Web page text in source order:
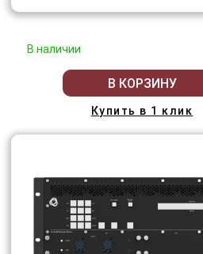
В наличии
В КОРЗИНУ
Купить в 1 клик